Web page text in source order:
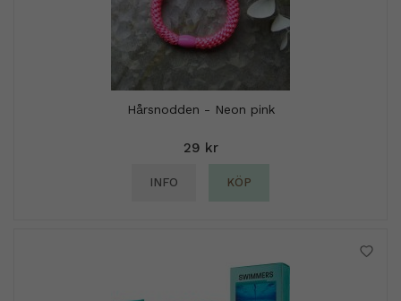
Hårsnodden - Neon pink
29 kr
INFO KÖP